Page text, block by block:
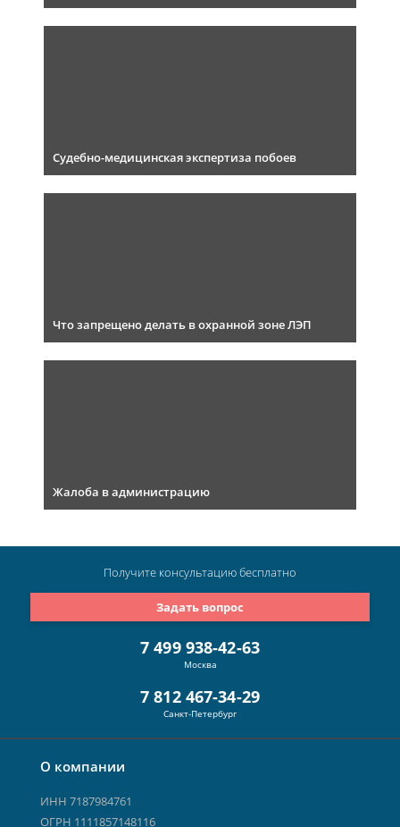
Судебно-медицинская экспертиза побоев
Что запрещено делать в охранной зоне ЛЭП
Жалоба в администрацию
О компании
ИНН 7187984761
ОГРН 1111857148116
7 499 938-42-63
Москва
7 812 467-34-29
Санкт-Петербург
Задать вопрос
Получите консультациюбесплатно